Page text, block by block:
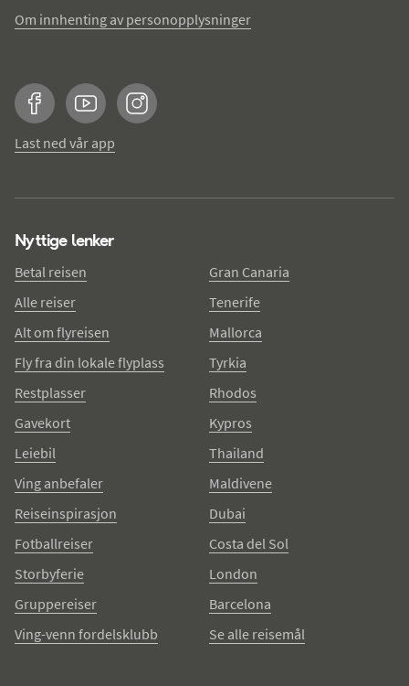
Om innhenting av personopplysninger
FacebookYouTubeInstagram
Last ned vår app
Nyttige lenker
Betal reisen
Alle reiser
Alt om flyreisen
Fly fra din lokale flyplass
Restplasser
Gavekort
Leiebil
Ving anbefaler
Reiseinspirasjon
Fotballreiser
Storbyferie
Gruppereiser
Ving-venn fordelsklubb
Gran Canaria
Tenerife
Mallorca
Tyrkia
Rhodos
Kypros
Thailand
Maldivene
Dubai
Costa del Sol
London
Barcelona
Se alle reisemål